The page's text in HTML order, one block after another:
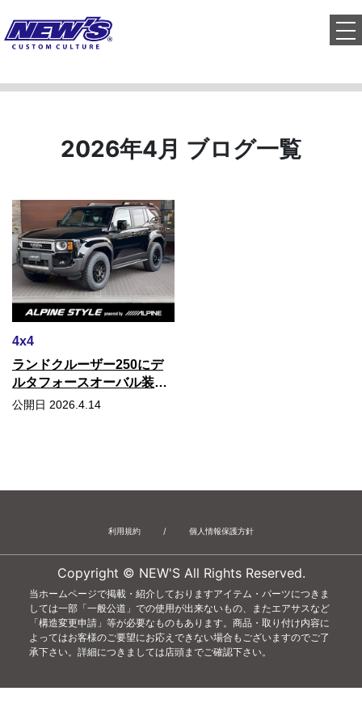
2026年4月 ブログ一覧
4x4
ランドクルーザー250にデ
ルタフォースオーバル装着
しました！
公開日 2026.4.14
利用規約 / 個人情報保護方針
Copyright © NEW'S All Rights Reserved.
当ホームページで掲載・紹介しておりますアイテム・パーツにつきま
しては一部「一般公道」での使用が出来ないもの、またエアサスなど
「構造変更申請」等が必要なものもあります。商品・取り付け内容に
よってはお客様のご要望にお応えできない場合もございますのでご了
承下さい。詳細につきましては店頭までご確認下さい。